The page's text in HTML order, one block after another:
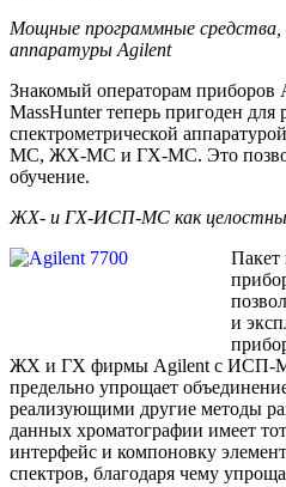
Мощные программные средства,
аппаратуры Agilent
Знакомый операторам приборов
MassHunter теперь пригоден для
спектрометрической
МС, ЖХ-МС и ГХ-МС. Это
обучение.
ЖХ- и ГХ-ИСП-МС как
Пакет
и
ЖХ и ГХ фирмы Agilent с ИСП-
предельно упрощает
реализующими другие методы
данных хроматографии имеет
интерфейс и компоновку
спектров, благодаря чему